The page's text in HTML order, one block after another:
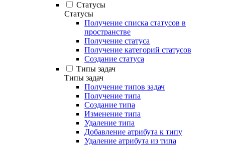
Статусы
Статусы
Получение списка статусов в
пространстве
Получение статуса
Получение категорий статусов
Создание статуса
Типы задач
Типы задач
Получение типов задач
Получение типа
Создание типа
Изменение типа
Удаление типа
Добавление атрибута к типу
Удаление атрибута из типа